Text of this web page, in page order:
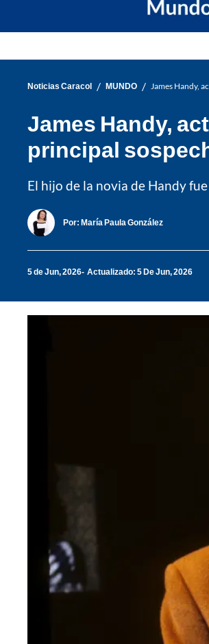
Noticias Caracol / MUNDO / James Handy,
James Handy,
principal
El hijo de la novia de Handy
Por: María Paula González
5 de Jun, 2026 Actualizado: 5 De Jun, 2026